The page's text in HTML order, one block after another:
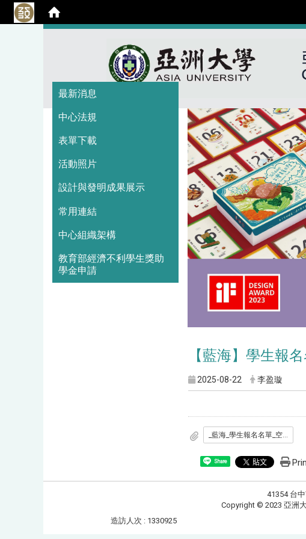
最新消息
中心法規
表單下載
活動照片
設計與發明成果展示
常用連結
中心組織架構
教育部經濟不利學生獎助
學金申請
【藍海】學生報
2025-08-22 李盈璇
_藍海_學生報名名單_空白_.docx
Share
41354 台
Copyright © 2023 亞洲
造訪人次 : 1330925